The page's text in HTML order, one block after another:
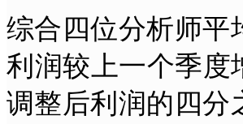
综合四位分析师平
利润较上一个季度
调整后利润的四分